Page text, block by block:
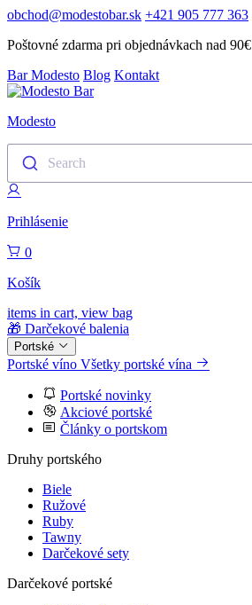
obchod@modestobar.sk +421 905 777 363
Poštovné zdarma pri objednávkach nad 90€
Bar Modesto Blog Kontakt
Modesto
Search
Prihlásenie
0
Košík
items in cart, view bag
🎁 Darčekové balenia
Portské
Portské víno Všetky portské vína
Portské novinky
Akciové portské
Články o portskom
Druhy portského
Biele
Ružové
Ruby
Tawny
Darčekové sety
Darčekové portské